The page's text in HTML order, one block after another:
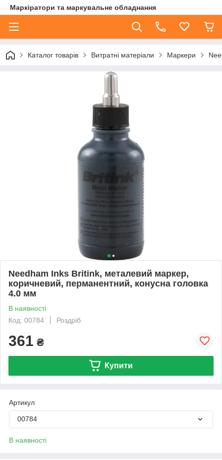
Маркіратори та маркувальне обладнання
Каталог товарів Витратні матеріали Маркери
Needham Inks Britink, металевий маркер,
коричневий, перманентний, конусна головка
4.0 мм
В наявності
Код: 00784
Роздріб
361 ₴
Купити
Артикул
00784
В наявності